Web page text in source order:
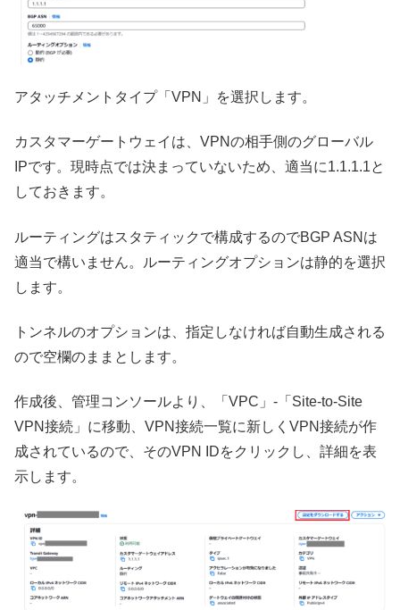
アタッチメントタイプ「VPN」を選択します。
カスタマーゲートウェイは、VPNの相手側のグローバル
IPです。現時点では決まっていないため、適当に1.1.1.1と
しておきます。
ルーティングはスタティックで構成するのでBGP ASNは
適当で構いません。ルーティングオプションは静的を選択
します。
トンネルのオプションは、指定しなければ自動生成される
ので空欄のままとします。
作成後、管理コンソールより、「VPC」-「Site-to-Site
VPN接続」に移動、VPN接続一覧に新しくVPN接続が作
成されているので、そのVPN IDをクリックし、詳細を表
示します。